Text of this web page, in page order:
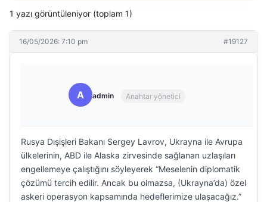
1 yazı görüntüleniyor (toplam 1)
16/05/2026: 7:10 pm #19127
A admin Anahtar yönetici
Rusya Dışişleri Bakanı Sergey Lavrov, Ukrayna ile Avrupa
ülkelerinin, ABD ile Alaska zirvesinde sağlanan uzlaşıları
engellemeye çalıştığını söyleyerek “Meselenin diplomatik
çözümü tercih edilir. Ancak bu olmazsa, (Ukrayna’da) özel
askeri operasyon kapsamında hedeflerimize ulaşacağız.”